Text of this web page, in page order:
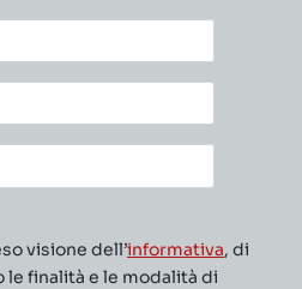
visione dell’informativa, di
finalità e le modalità di